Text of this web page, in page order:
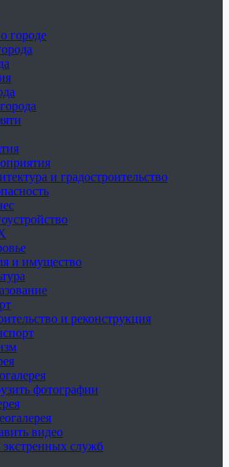
городе
и градостроительство
и имущество
и реконструкция
фотографии
видео
служб